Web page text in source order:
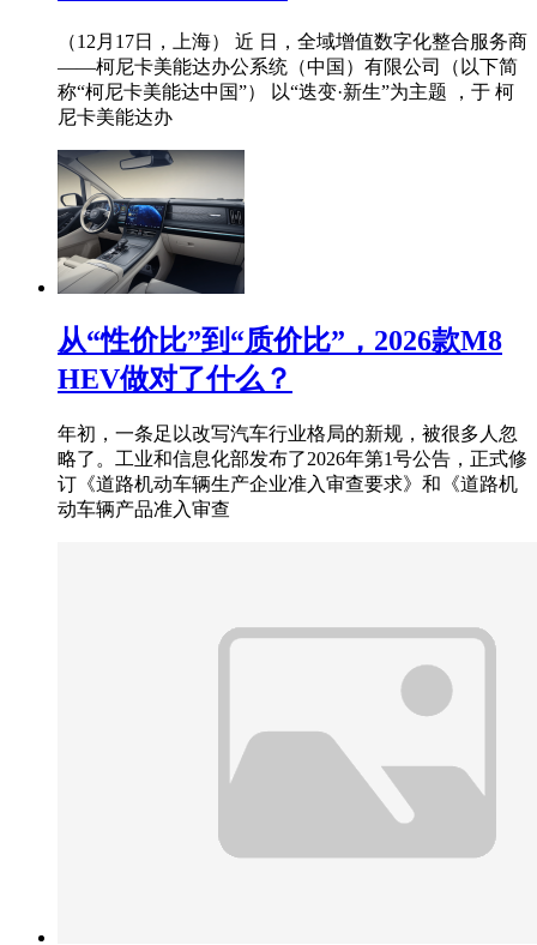
（12月17日，上海） 近 日，全域增值数字化整合服务商
——柯尼卡美能达办公系统（中国）有限公司（以下简
称“柯尼卡美能达中国”） 以“迭变·新生”为主题 ，于 柯
尼卡美能达办
从“性价比”到“质价比”，2026款M8
HEV做对了什么？
年初，一条足以改写汽车行业格局的新规，被很多人忽
略了。工业和信息化部发布了2026年第1号公告，正式修
订《道路机动车辆生产企业准入审查要求》和《道路机
动车辆产品准入审查